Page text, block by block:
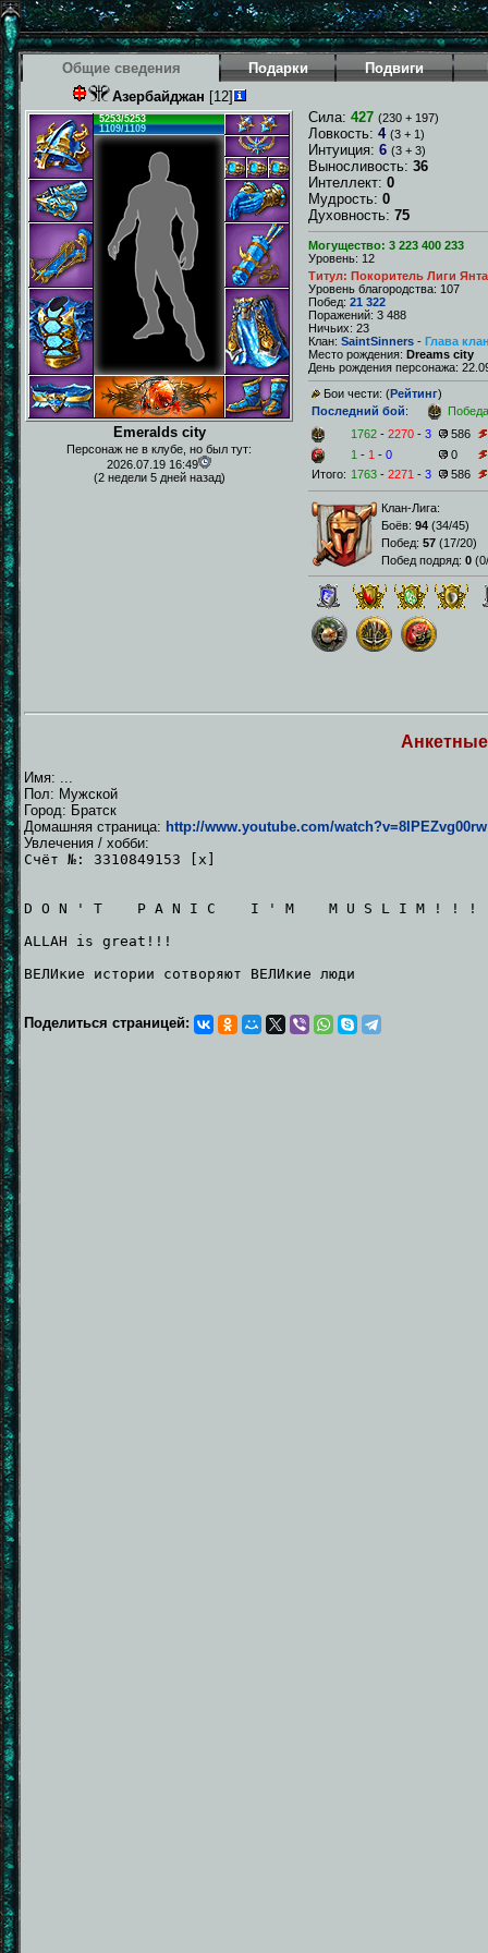
Общие сведения Подарки Подвиги
Азербайджан [12]
5253/5253
1109/1109
Emeralds city
Персонаж не в клубе, но был тут:
2026.07.19 16:49
(2 недели 5 дней назад)
Сила: 427 (230 + 197)
Ловкость: 4 (3 + 1)
Интуиция: 6 (3 + 3)
Выносливость: 36
Интеллект: 0
Мудрость: 0
Духовность: 75
Могущество: 3 223 400 233
Уровень: 12
Титул: Покоритель Лиги
Уровень благородства: 107
Побед: 21 322
Поражений: 3 488
Ничьих: 23
Клан: SaintSinners - Глава
Место рождения: Dreams city
День рождения персонажа:
Бои чести: (Рейтинг)
Последний бой:
Победа
1762 - 2270 - 3
586
1 - 1 - 0
0
Итого: 1763 - 2271 - 3 586
Клан-Лига:
Боёв: 94 (34/45)
Побед: 57 (17/20)
Побед подряд: 0 (
Имя: ...
Пол: Мужской
Город: Братск
Домашняя страница: http://www.youtube.com/watch?v=8IPEZvg00rw
Увлечения / хобби:
Счёт №: 3310849153 [x]
D O N ' T P A N I C I ' M M U S L I M ! ! !
ALLAH is great!!!
ВЕЛИкие истории сотворяют ВЕЛИкие люди
Поделиться страницей: